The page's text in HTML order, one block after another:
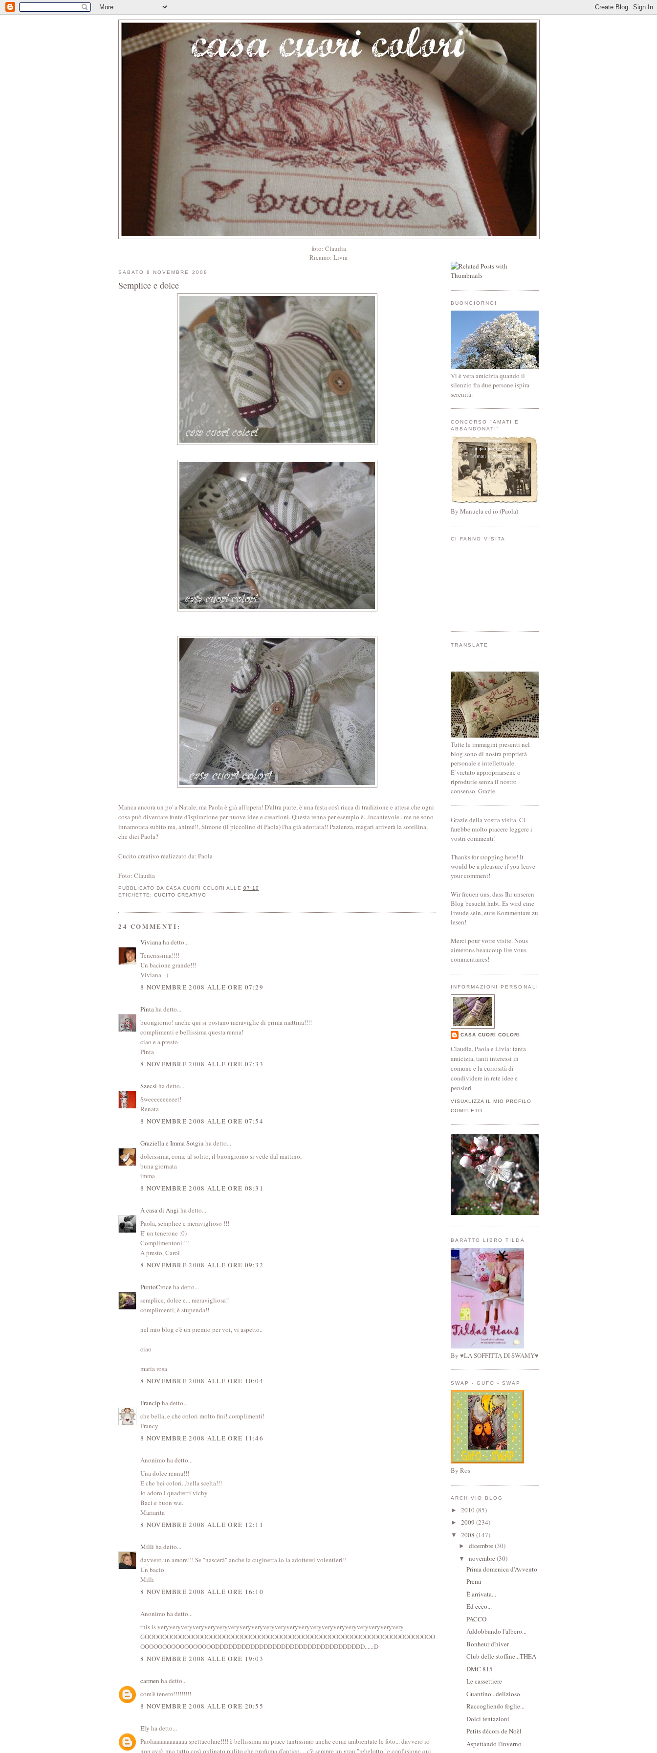
foto: Claudia
Ricamo: Livia
SABATO 8 NOVEMBRE 2008
Semplice e dolce
Manca ancora un po' a Natale, ma Paola è già all'opera! D'altra parte, è una festa così ricca di tradizione e attesa che ogni
cosa può diventare fonte d'ispirazione per nuove idee e creazioni. Questa renna per esempio è...incantevole...me ne sono
innamorata subito ma, ahimé!!, Simone (il piccolino di Paola) l'ha già adottata!! Pazienza, magari arriverà la sorellina,
che dici Paola?
Cucito creativo realizzato da: Paola
Foto: Claudia
PUBBLICATO DACASA CUORI COLORI ALLE 07:10
ETICHETTE:CUCITO CREATIVO
24 COMMENTI:
Vivianaha detto...
Tenerissima!!!!
Un bacione grande!!!
Viviana =)
8 NOVEMBRE 2008 ALLE ORE 07:29
Pintaha detto...
buongiorno! anche qui si postano meraviglie di prima mattina!!!!
complimenti e bellissima questa renna!
ciao e a presto
Pinta
8 NOVEMBRE 2008 ALLE ORE 07:33
Szecsi ha detto...
Sweeeeeeeeeet!
Renata
8 NOVEMBRE 2008 ALLE ORE 07:54
Graziella e Imma Sotgiu ha detto...
dolcissima, come al solito, il buongiorno si vede dal mattino,
buna giornata
imma
8 NOVEMBRE 2008 ALLE ORE 08:31
A casa di Angi ha detto...
Paola, semplice e meraviglioso !!!
E' un tenerone :0)
Complimentoni !!!
A presto, Carol
8 NOVEMBRE 2008 ALLE ORE 09:32
PuntoCroce ha detto...
semplice, dolce e... meravigliosa!!
complimenti, è stupenda!!
nel mio blog c'è un premio per voi, vi aspetto..
ciao
maria rosa
8 NOVEMBRE 2008 ALLE ORE 10:04
Francip ha detto...
che bella, e che colori molto fini! complimenti!
Francy
8 NOVEMBRE 2008 ALLE ORE 11:46
Anonimo ha detto...
Una dolce renna!!!
E che bei colori...bella scelta!!!
Io adoro i quadretti vichy.
Baci e buon w.e.
Mariarita
8 NOVEMBRE 2008 ALLE ORE 12:11
Milli ha detto...
davvero un amore!!! Se "nascerà" anche la cuginetta io la adotterei volentieri!!
Un bacio
Milli
8 NOVEMBRE 2008 ALLE ORE 16:10
Anonimo ha detto...
this is veryveryveryveryveryveryveryveryveryveryveryveryveryveryveryveryveryveryveryveryvery
GOOOOOOOOOOOOOOOOOOOOOOOOOOOOOOOOOOOOOOOOOOOOOOOOOOOOOOOOOOOOOOOOOO
OOOOOOOOOOOOOOOOODDDDDDDDDDDDDDDDDDDDDDDDDDDDDDDDDD.....:D
8 NOVEMBRE 2008 ALLE ORE 19:03
carmen ha detto...
com'è tenero!!!!!!!!!
8 NOVEMBRE 2008 ALLE ORE 20:55
Ely ha detto...
Paolaaaaaaaaaaaa spettacolare!!!! è bellissima mi piace tantissimo anche come ambientate le foto... davvero io
non avrò mia tutto così ordinato pulito che profuma d'antico.... c'è sempre un gran "rebelotto" e confusione qui
BUONGIORNO!
Vi è vera amicizia quando il
silenzio fra due persone ispira
serenità.
CONCORSO "AMATI E
ABBANDONATI"
By Manuela ed io (Paola)
CI FANNO VISITA
TRANSLATE
Tutte le immagini presenti nel
blog sono di nostra proprietà
personale e intellettuale.
E`vietato appropriarsene o
riprodurle senza il nostro
consenso. Grazie.
Grazie della vostra visita. Ci
farebbe molto piacere leggere i
vostri commenti!
Thanks for stopping here! It
would be a pleasure if you leave
your comment!
Wir freuen uns, dass Ihr unseren
Blog besucht habt. Es wird eine
Freude sein, eure Kommentare zu
lesen!
Merci pour votre visite. Nous
aimerons beaucoup lire vous
commentaires!
INFORMAZIONI PERSONALI
CASA CUORI COLORI
Claudia, Paola e Livia: tanta
amicizia, tanti interessi in
comune e la curiosità di
condividere in rete idee e
pensieri
VISUALIZZA IL MIO PROFILO
COMPLETO
BARATTO LIBRO TILDA
By ♥LA SOFFITTA DI SWAMY♥
SWAP - GUFO - SWAP
By Ros
ARCHIVIO BLOG
► 2010(85)
► 2009 (234)
▼ 2008 (147)
► dicembre (30)
▼ novembre (30)
Prima domenica d'Avvento
Premi
È arrivata...
Ed ecco...
PACCO
Addobbando l'albero...
Bonheur d'hiver
Club delle stoffine...THEA
DMC 815
Le cassettiere
Guantino...delizioso
Raccogliendo foglie...
Dolci tentazioni
Petits décors de Noël
Aspettando l'inverno